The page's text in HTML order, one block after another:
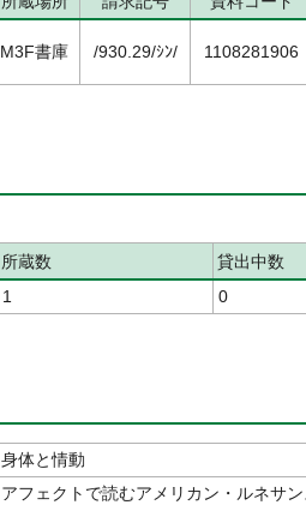
M3F書庫 /930.29/ｼﾝ/ 1108281906
所蔵数
貸出中数
1 0
身体と情動
アフェクトで読むアメリカン・ルネサ